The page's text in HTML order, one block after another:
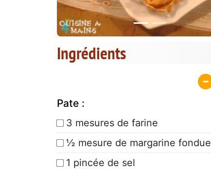
Ingrédients
Pate :
3 mesures de farine
½ mesure de margarine fondue
1 pincée de sel